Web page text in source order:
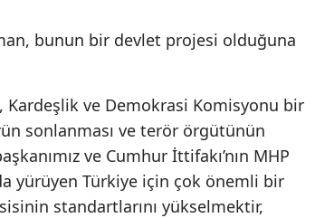
bunun bir devlet projesi olduğuna
Kardeşlik ve Demokrasi Komisyonu bir
sonlanması ve terör örgütünün
ve Cumhur İttifakı’nın MHP
yürüyen Türkiye için çok önemli bir
standartlarını yükselmektir,